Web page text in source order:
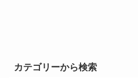
カテゴリーから検索